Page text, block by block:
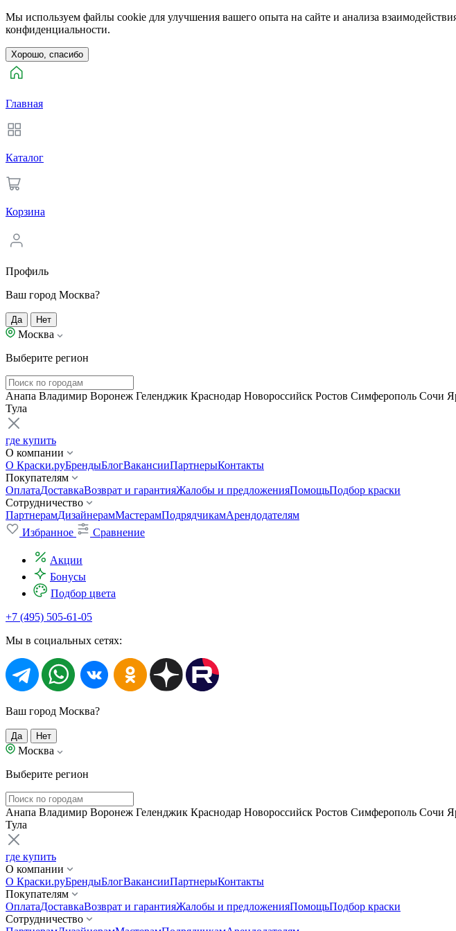
Мы используем файлы cookie для улучшения вашего опыта на сайте и анализа
конфиденциальности.
Хорошо, спасибо
Главная
Каталог
Корзина
Профиль
Ваш город Москва?
Да Нет
Москва
Выберите регион
Анапа Владимир Воронеж Геленджик Краснодар Новороссийск Ростов Симферополь Сочи
Тула
где купить
О компании
О Краски.руБрендыБлогВакансииПартнерыКонтакты
Покупателям
ОплатаДоставкаВозврат и гарантияЖалобы и предложенияПомощьПодбор краски
Сотрудничество
ПартнерамДизайнерамМастерамПодрядчикамАрендодателям
Избранное
Сравнение
Акции
Бонусы
Подбор цвета
+7 (495) 505-61-05
Мы в социальных сетях:
Ваш город Москва?
Да Нет
Москва
Выберите регион
Анапа Владимир Воронеж Геленджик Краснодар Новороссийск Ростов Симферополь Сочи
Тула
где купить
О компании
О Краски.руБрендыБлогВакансииПартнерыКонтакты
Покупателям
ОплатаДоставкаВозврат и гарантияЖалобы и предложенияПомощьПодбор краски
Сотрудничество